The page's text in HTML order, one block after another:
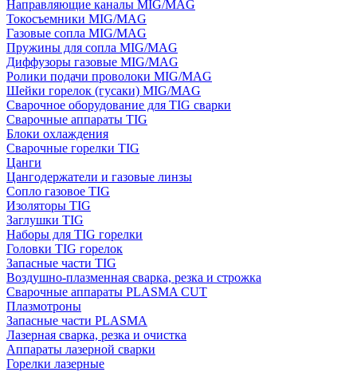
Направляющие каналы MIG/MAG
Токосъемники MIG/MAG
Газовые сопла MIG/MAG
Пружины для сопла MIG/MAG
Диффузоры газовые MIG/MAG
Ролики подачи проволоки MIG/MAG
Шейки горелок (гусаки) MIG/MAG
Сварочное оборудование для TIG сварки
Сварочные аппараты TIG
Блоки охлаждения
Сварочные горелки TIG
Цанги
Цангодержатели и газовые линзы
Сопло газовое TIG
Изоляторы TIG
Заглушки TIG
Наборы для TIG горелки
Головки TIG горелок
Запасные части TIG
Воздушно-плазменная сварка, резка и строжка
Сварочные аппараты PLASMA CUT
Плазмотроны
Запасные части PLASMA
Лазерная сварка, резка и очистка
Аппараты лазерной сварки
Горелки лазерные